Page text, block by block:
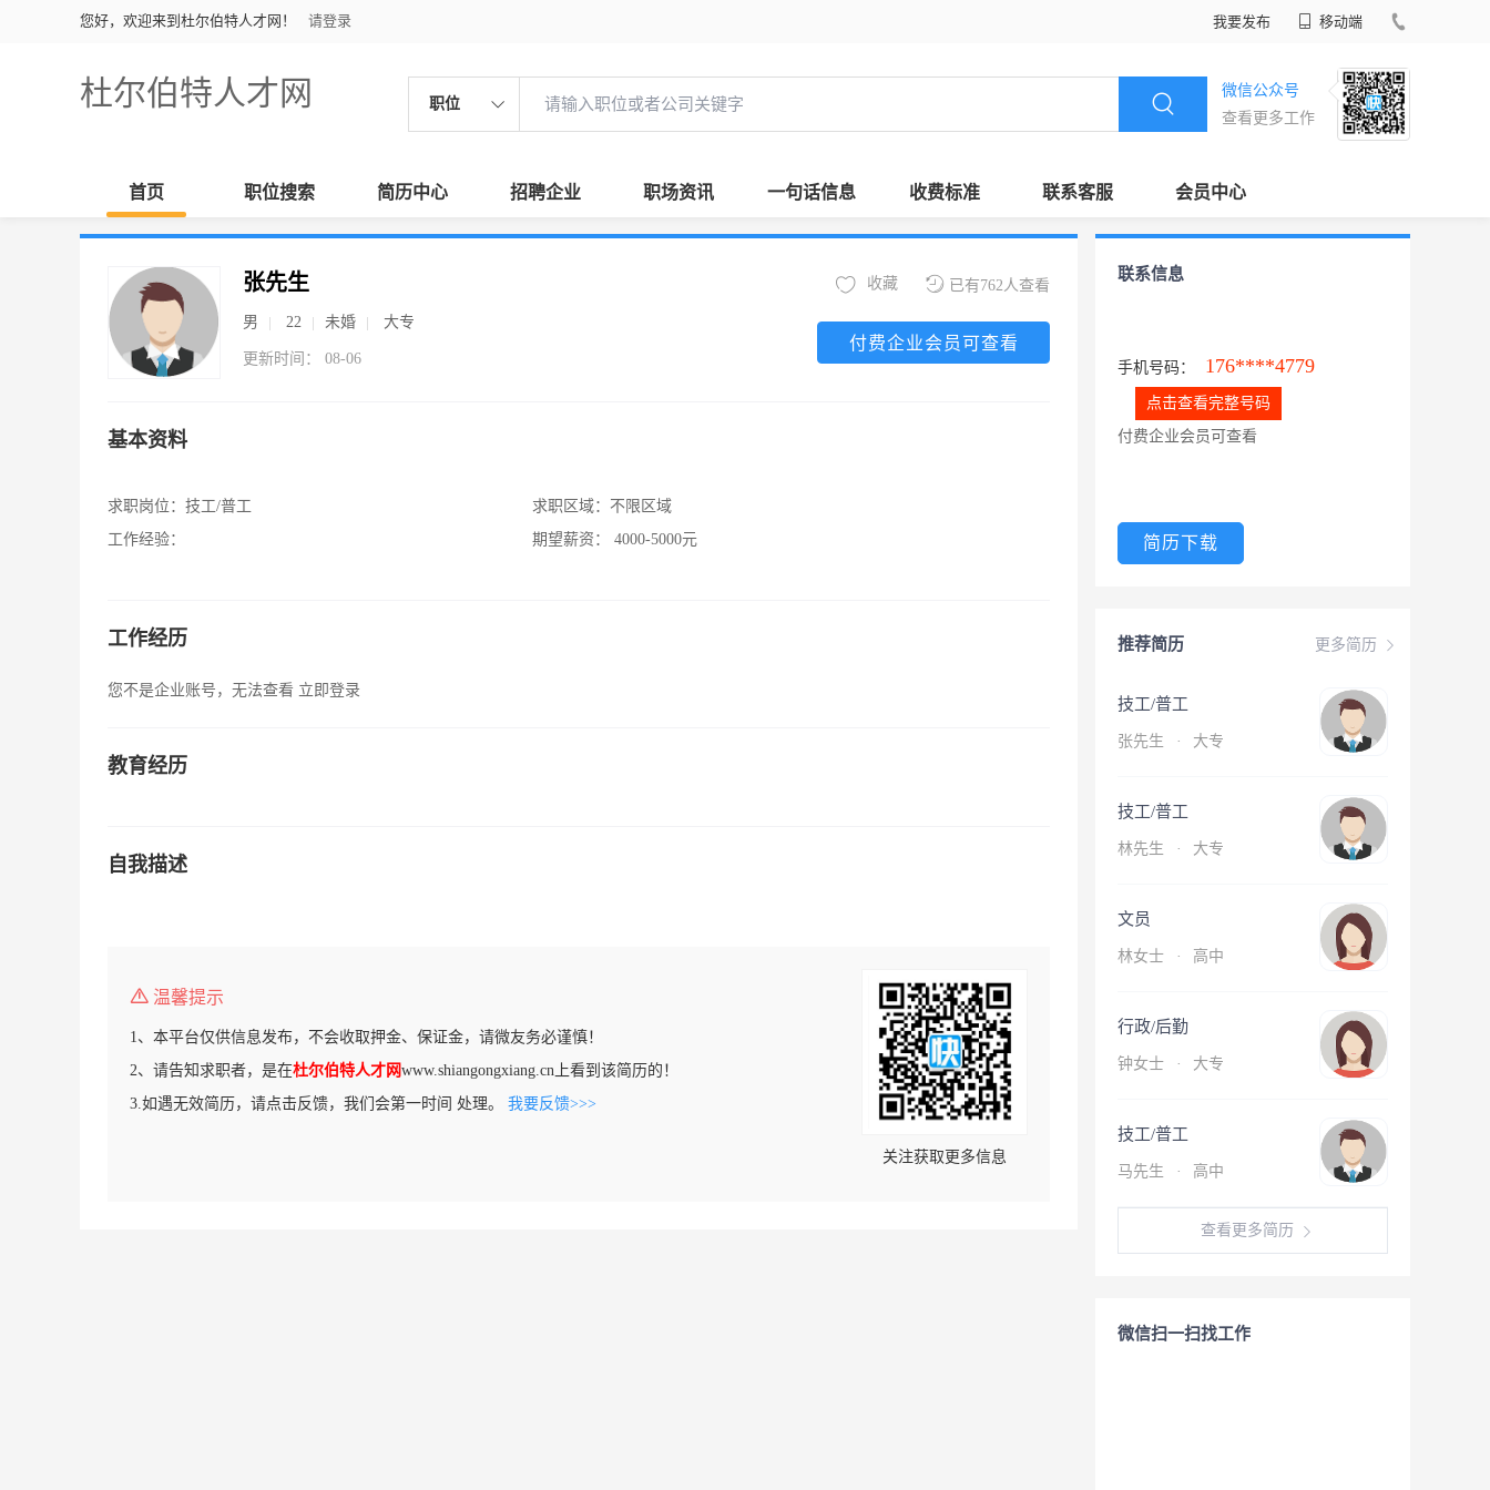
您好，欢迎来到杜尔伯特人才网！ 请登录 我要发布 移动端
杜尔伯特人才网 职位
微信公众号
查看更多工作
首页 职位搜索 简历中心 招聘企业 职场资讯 一句话信息 收费标准 联系客服 会员中心
张先生
男 22 未婚 大专
更新时间： 08-06
已有762人查看
收藏
付费企业会员可查看
基本资料
求职岗位： 技工/普工
工作经验：
求职区域： 不限区域
期望薪资：
4000-5000元
工作经历
您不是企业账号，无法查看 立即登录
教育经历
自我描述
温馨提示
1、本平台仅供信息发布，不会收取押金、保证金，请微友务必谨慎！
2、请告知求职者，是在杜尔伯特人才网www.shiangongxiang.cn上看到该简历的！
3.如遇无效简历，请点击反馈，我们会第一时间 处理。 我要反馈>>>
关注获取更多信息
联系信息
手机号码： 176****4779
点击查看完整号码
付费企业会员可查看
简历下载
更多简历
推荐简历
技工/普工
张先生 · 大专
技工/普工
林先生 · 大专
文员
林女士 · 高中
行政/后勤
钟女士 · 大专
技工/普工
马先生 · 高中
查看更多简历
微信扫一扫找工作